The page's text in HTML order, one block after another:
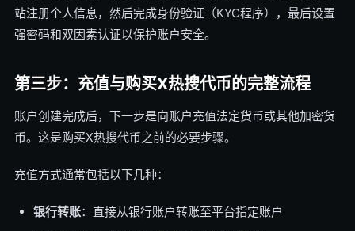
站注册个人信息，然后完成身份验证（KYC程序），最后设置
强密码和双因素认证以保护账户安全。
第三步：充值与购买X热搜代币的完整流程
账户创建完成后，下一步是向账户充值法定货币或其他加密货
币。这是购买X热搜代币之前的必要步骤。
充值方式通常包括以下几种：
银行转账：直接从银行账户转账至平台指定账户